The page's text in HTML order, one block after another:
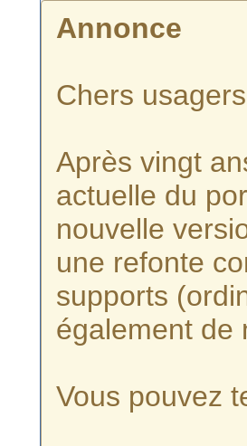
Annonce
Chers
Après vingt
actuelle du
nouvelle
une refonte
supports
également de
Vous pouvez